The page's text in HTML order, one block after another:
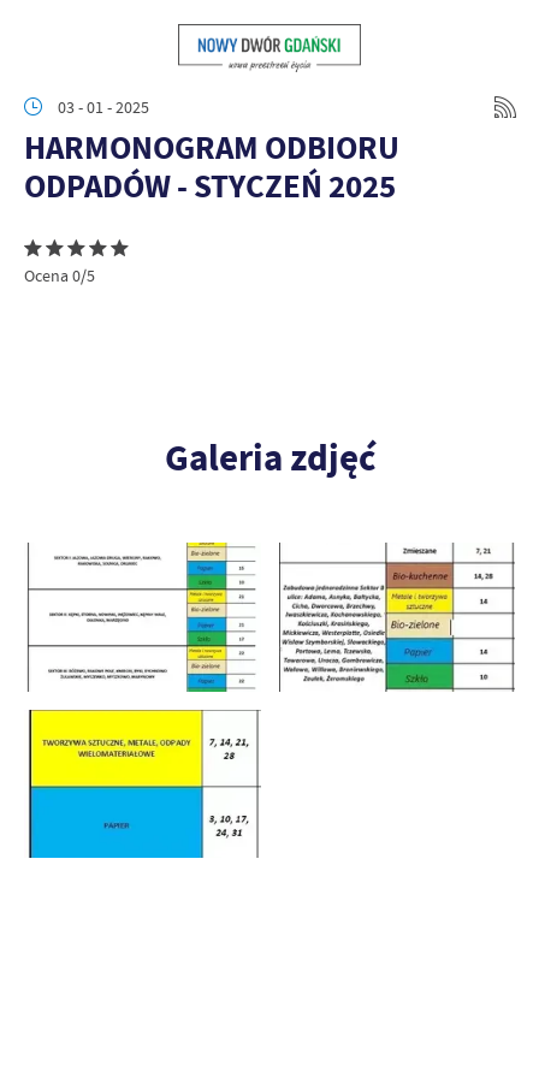
03 - 01 - 2025
HARMONOGRAM ODBIORU
ODPADÓW - STYCZEŃ 2025
Ocena 0/5
Galeria zdjęć